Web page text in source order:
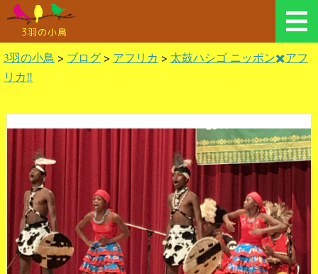
3羽の小鳥
3羽の小鳥 > ブログ > アフリカ > 太鼓ハシゴ ニッポン✖️アフ
リカ‼️